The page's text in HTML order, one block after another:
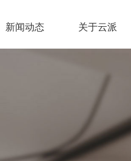
新闻动态 关于云派